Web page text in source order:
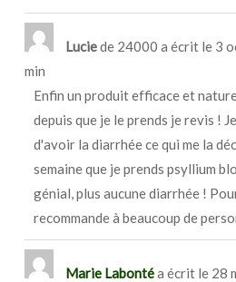
Luciede 24000 a écrit le3
min
Enfin un produit efficace et
depuis que je le prends je revis !
d'avoir la diarrhée ce qui me la
semaine que je prends psyllium
génial, plus aucune diarrhée !
recommande à beaucoup de
Marie Labontéa écrit le28